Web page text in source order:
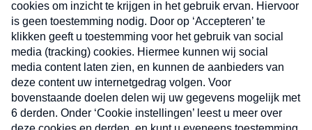
Nieuwsbrief